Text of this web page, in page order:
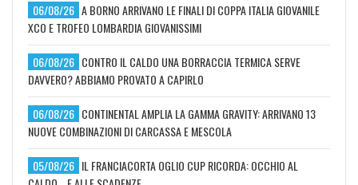
06/08/26 A BORNO ARRIVANO LE FINALI DI COPPA ITALIA GIOVANILE
XCO E TROFEO LOMBARDIA GIOVANISSIMI
06/08/26 CONTRO IL CALDO UNA BORRACCIA TERMICA SERVE
DAVVERO? ABBIAMO PROVATO A CAPIRLO
06/08/26 CONTINENTAL AMPLIA LA GAMMA GRAVITY: ARRIVANO 13
NUOVE COMBINAZIONI DI CARCASSA E MESCOLA
05/08/26 IL FRANCIACORTA OGLIO CUP RICORDA: OCCHIO AL